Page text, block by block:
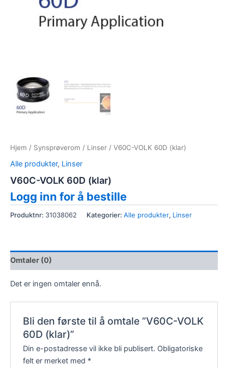
Hjem / Synsprøverom / Linser / V60C-VOLK 60D (klar)
Alle produkter, Linser
V60C-VOLK 60D (klar)
Logg inn for å bestille
Produktnr: 31038062 Kategorier: Alle produkter, Linser
Omtaler (0)
Det er ingen omtaler ennå.
Bli den første til å omtale “V60C-VOLK
60D (klar)”
Din e-postadresse vil ikke bli publisert. Obligatoriske
felt er merket med *